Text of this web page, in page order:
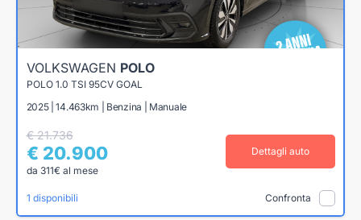
VOLKSWAGEN POLO
POLO 1.0 TSI 95CV GOAL
2025 | 14.463km | Benzina | Manuale
€ 21.736
€ 20.900
da 311€ al mese
Dettagli auto
1 disponibili Confronta